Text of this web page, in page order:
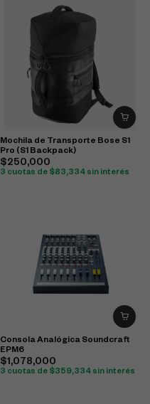
Mochila de Transporte Bose S1
Pro (S1 Backpack)
$250,000
3 cuotas de $83,334 sin interés
Consola Analógica Soundcraft
EPM6
$1,078,000
3 cuotas de $359,334 sin interés